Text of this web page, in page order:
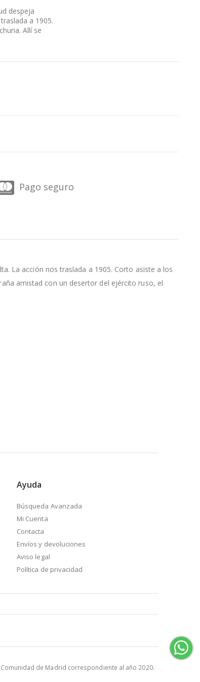
despeja
a 1905.
Allí se
Pago seguro
La acción nos traslada a 1905. Corto asiste a los
amistad con un desertor del ejército ruso, el
Ayuda
Búsqueda Avanzada
Mi Cuenta
Contacta
Envíos y devoluciones
Aviso legal
Política de privacidad
de Madrid correspondiente al año 2020.